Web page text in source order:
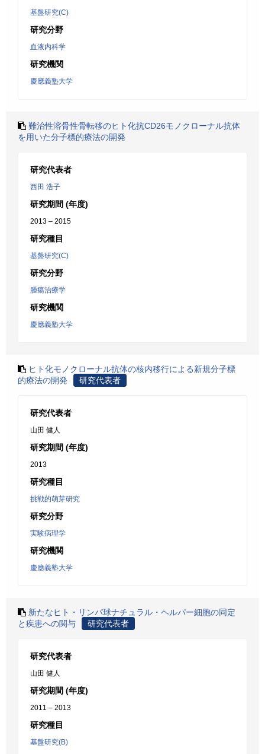
基盤研究(C)
研究分野
血液内科学
研究機関
慶應義塾大学
難治性溶骨性骨転移のヒト化抗CD26モノクローナル抗体
を用いた分子標的療法の開発
研究代表者
西田 浩子
研究期間 (年度)
2013 – 2015
研究種目
基盤研究(C)
研究分野
腫瘍治療学
研究機関
慶應義塾大学
ヒト化モノクローナル抗体の核内移行による新規分子標
的療法の開発
研究代表者
研究代表者
山田 健人
研究期間 (年度)
2013
研究種目
挑戦的萌芽研究
研究分野
実験病理学
研究機関
慶應義塾大学
新たなヒト・リンパ球ナチュラル・ヘルパー細胞の同定
と疾患への関与
研究代表者
研究代表者
山田 健人
研究期間 (年度)
2011 – 2013
研究種目
基盤研究(B)